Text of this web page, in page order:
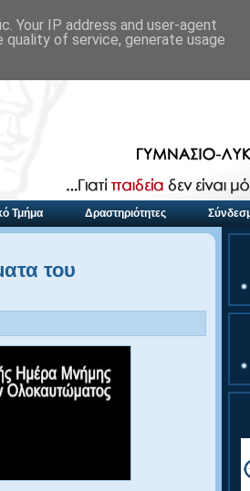
Τμήμα Δραστηριότητες
του
Your IP address and user-agent
of service, generate usage